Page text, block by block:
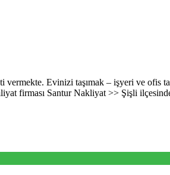
vermekte. Evinizi taşımak – işyeri ve
firması Santur Nakliyat >> Şişli